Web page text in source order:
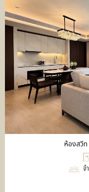
ห้องสวี
จำ